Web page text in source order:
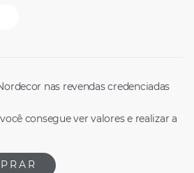
nas revendas credenciadas
consegue ver valores e realizar a